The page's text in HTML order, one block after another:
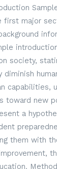
first major
society,
capabilities,
toward new
a
them with